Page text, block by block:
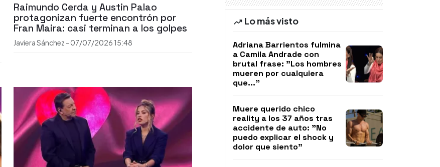
Raimundo Cerda y Austin Palao
protagonizan fuerte encontrón por
Fran Maira: casi terminan a los golpes
Javiera Sánchez - 07/07/2026 15:48
Lo más visto
Adriana Barrientos fulmina
a Camila Andrade con
brutal frase: "Los hombres
mueren por cualquiera
que..."
Muere querido chico
reality a los 37 años tras
accidente de auto: "No
puedo explicar el shock y
dolor que siento"